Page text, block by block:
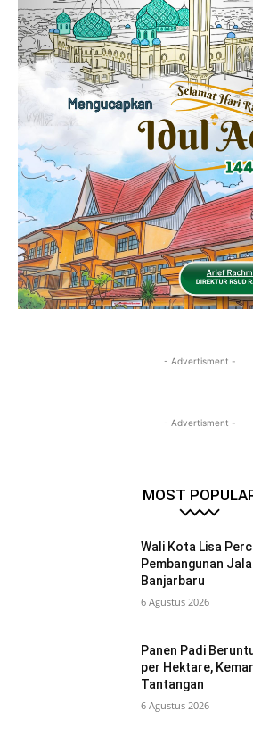
- Advertisment -
- Advertisment -
MOST
Wali Kota Lisa
Pembangunan
Banjarbaru
6 Agustus 2026
Panen Padi
per Hektare,
Tantangan
6 Agustus 2026